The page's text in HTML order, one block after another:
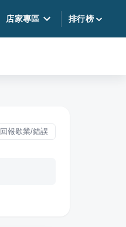
店家專區 排行榜
回報歇業/錯誤